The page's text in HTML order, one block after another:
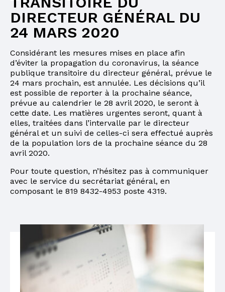
DIRECTEUR GÉNÉRAL DU
24 MARS 2020
Considérant les mesures mises en place afin
d’éviter la propagation du coronavirus, la séance
publique transitoire du directeur général, prévue le
24 mars prochain, est annulée. Les décisions qu’il
est possible de reporter à la prochaine séance,
prévue au calendrier le 28 avril 2020, le seront à
cette date. Les matières urgentes seront, quant à
elles, traitées dans l’intervalle par le directeur
général et un suivi de celles-ci sera effectué auprès
de la population lors de la prochaine séance du 28
avril 2020.
Pour toute question, n’hésitez pas à communiquer
avec le service du secrétariat général, en
composant le 819 8432-4953 poste 4319.